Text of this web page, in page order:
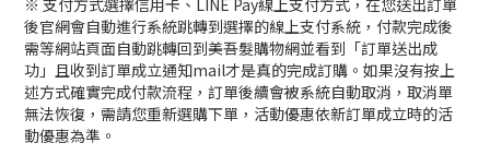
※ 支付方式選擇信用卡、LINE Pay線上支付方式，在您送出訂單
後官網會自動進行系統跳轉到選擇的線上支付系統，付款完成後
需等網站頁面自動跳轉回到美吾髮購物網並看到「訂單送出成
功」且收到訂單成立通知mail才是真的完成訂購。如果沒有按上
述方式確實完成付款流程，訂單後續會被系統自動取消，取消單
無法恢復，需請您重新選購下單，活動優惠依新訂單成立時的活
動優惠為準。